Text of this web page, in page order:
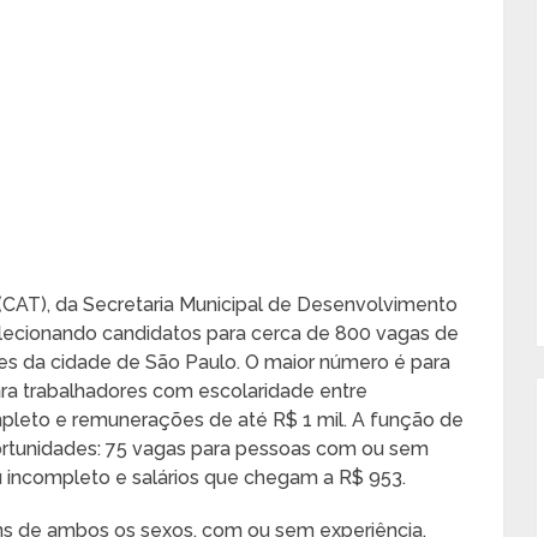
da Secretaria Municipal de Desenvolvimento
candidatos para cerca de 800 vagas de
da cidade de São Paulo. O maior número é para
trabalhadores com escolaridade entre
e remunerações de até R$ 1 mil. A função de
75 vagas para pessoas com ou sem
e salários que chegam a R$ 953.
de ambos os sexos, com ou sem experiência,